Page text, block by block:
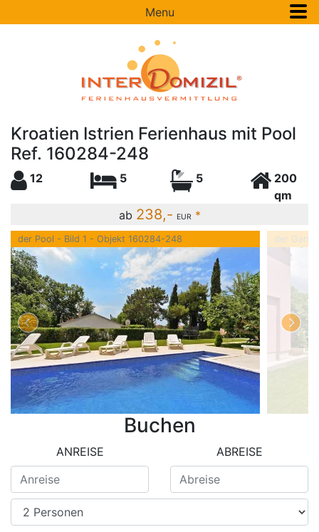
Menu
Kroatien Istrien Ferienhaus mit Pool
Ref. 160284-248
12 5 5
200
qm
ab 238,- EUR *
der Pool - Bild 1 - Objekt 160284-248 der
Buchen
ANREISE ABREISE